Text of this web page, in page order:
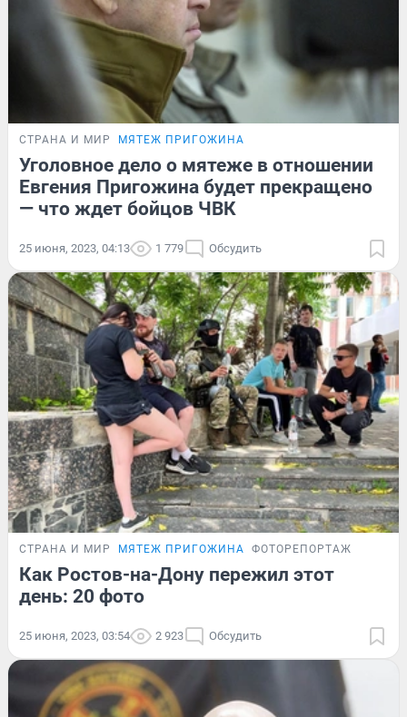
СТРАНА И МИР МЯТЕЖ ПРИГОЖИНА
Уголовное дело о мятеже в отношении
Евгения Пригожина будет прекращено
— что ждет бойцов ЧВК
25 июня, 2023, 04:13 1 779 Обсудить
СТРАНА И МИР МЯТЕЖ ПРИГОЖИНА ФОТОРЕПОРТАЖ
Как Ростов-на-Дону пережил этот
день: 20 фото
25 июня, 2023, 03:54 2 923 Обсудить